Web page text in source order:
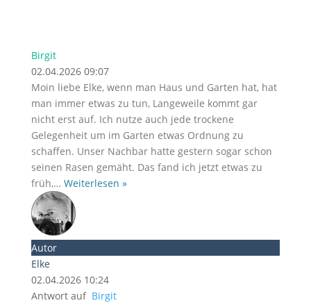
Birgit
02.04.2026 09:07
Moin liebe Elke, wenn man Haus und Garten hat, hat
man immer etwas zu tun, Langeweile kommt gar
nicht erst auf. Ich nutze auch jede trockene
Gelegenheit um im Garten etwas Ordnung zu
schaffen. Unser Nachbar hatte gestern sogar schon
seinen Rasen gemäht. Das fand ich jetzt etwas zu
früh,… Weiterlesen »
Autor
Elke
02.04.2026 10:24
Antwort auf Birgit